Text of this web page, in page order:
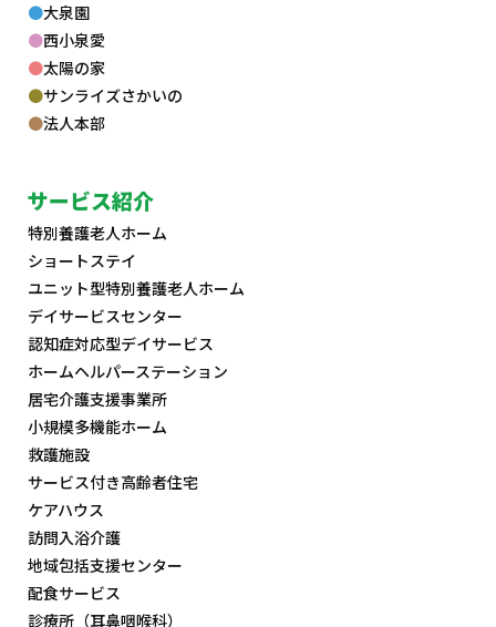
大泉園
西小泉愛
太陽の家
サンライズさかいの
法人本部
サービス紹介
特別養護老人ホーム
ショートステイ
ユニット型特別養護老人ホーム
デイサービスセンター
認知症対応型デイサービス
ホームヘルパーステーション
居宅介護支援事業所
小規模多機能ホーム
救護施設
サービス付き高齢者住宅
ケアハウス
訪問入浴介護
地域包括支援センター
配食サービス
診療所（耳鼻咽喉科）